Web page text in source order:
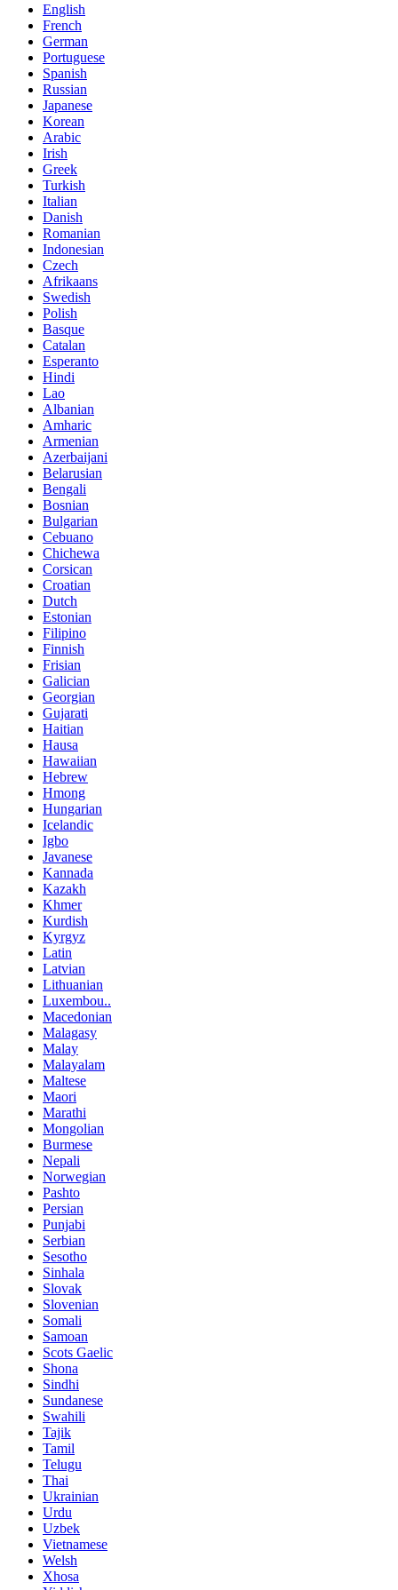
English
French
German
Portuguese
Spanish
Russian
Japanese
Korean
Arabic
Irish
Greek
Turkish
Italian
Danish
Romanian
Indonesian
Czech
Afrikaans
Swedish
Polish
Basque
Catalan
Esperanto
Hindi
Lao
Albanian
Amharic
Armenian
Azerbaijani
Belarusian
Bengali
Bosnian
Bulgarian
Cebuano
Chichewa
Corsican
Croatian
Dutch
Estonian
Filipino
Finnish
Frisian
Galician
Georgian
Gujarati
Haitian
Hausa
Hawaiian
Hebrew
Hmong
Hungarian
Icelandic
Igbo
Javanese
Kannada
Kazakh
Khmer
Kurdish
Kyrgyz
Latin
Latvian
Lithuanian
Luxembou..
Macedonian
Malagasy
Malay
Malayalam
Maltese
Maori
Marathi
Mongolian
Burmese
Nepali
Norwegian
Pashto
Persian
Punjabi
Serbian
Sesotho
Sinhala
Slovak
Slovenian
Somali
Samoan
Scots Gaelic
Shona
Sindhi
Sundanese
Swahili
Tajik
Tamil
Telugu
Thai
Ukrainian
Urdu
Uzbek
Vietnamese
Welsh
Xhosa